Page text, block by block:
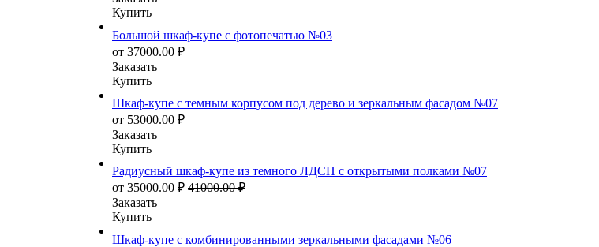
Купить
Большой шкаф-купе с фотопечатью №03
от 37000.00 ₽
Заказать
Купить
Шкаф-купе с темным корпусом под дерево и зеркальным фасадом №07
от 53000.00 ₽
Заказать
Купить
Радиусный шкаф-купе из темного ЛДСП с открытыми полками №07
от 35000.00 ₽ 41000.00₽
Заказать
Купить
Шкаф-купе с комбинированными зеркальными фасадами №06